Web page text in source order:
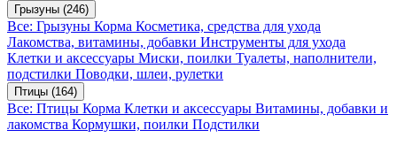
Грызуны (246)
Все: Грызуны Корма Косметика, средства для ухода
Лакомства, витамины, добавки Инструменты для ухода
Клетки и аксессуары Миски, поилки Туалеты, наполнители,
подстилки Поводки, шлеи, рулетки
Птицы (164)
Все: Птицы Корма Клетки и аксессуары Витамины, добавки и
лакомства Кормушки, поилки Подстилки